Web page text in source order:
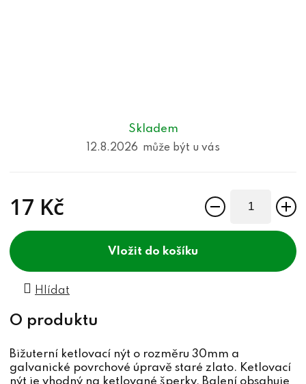
Skladem
12.8.2026
17 Kč
do košíku
Hlídat
Bižuterní ketlovací nýt o rozměru 30mm a
galvanické povrchové úpravě staré zlato. Ketlovací
nýt je vhodný na ketlované šperky. Balení obsahuje